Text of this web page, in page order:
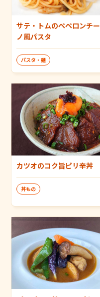
サテ・トムのペペロンチー
ノ風パスタ
パスタ・麺
カツオのコク旨ピリ辛丼
丼もの